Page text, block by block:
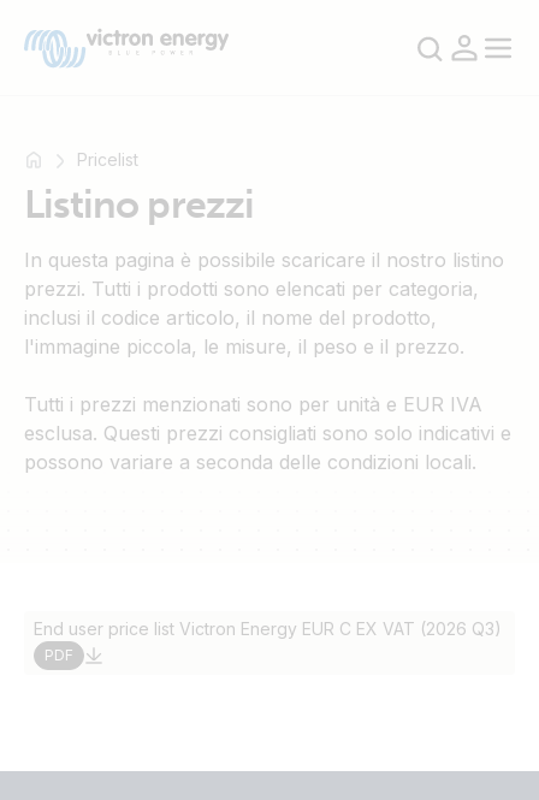
esempio
SmartSolar
Multiplus-
Orion
XS
SmartShunt
Pricelist
Listino prezzi
In questa pagina è possibile scaricare il nostro listino
prezzi. Tutti i prodotti sono elencati per categoria,
inclusi il codice articolo, il nome del prodotto,
l'immagine piccola, le misure, il peso e il prezzo.
Tutti i prezzi menzionati sono per unità e EUR IVA
esclusa. Questi prezzi consigliati sono solo indicativi e
possono variare a seconda delle condizioni locali.
End user price list Victron Energy EUR C EX VAT (2026 Q3)
PDF